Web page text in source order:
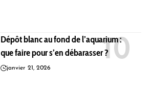
Dépôt blanc au fond de l’aquarium :
que faire pour s’en débarasser ?
janvier 21, 2026